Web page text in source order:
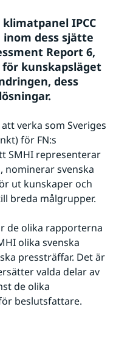
IPCC
dess sjätte
Report 6,
för kunskapsläget
dess
verka som Sveriges
för FN:s
SMHI representerar
nominerar svenska
ut kunskaper och
breda målgrupper.
de olika rapporterna
olika svenska
pressträffar. Det är
valda delar av
de olika
beslutsfattare.